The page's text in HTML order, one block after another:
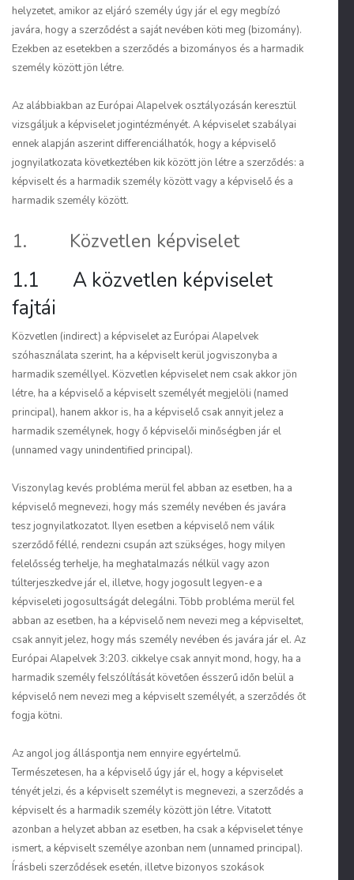
helyzetet, amikor az eljáró személy úgy jár el egy megbízó
javára, hogy a szerződést a saját nevében köti meg (bizomány).
Ezekben az esetekben a szerződés a bizományos és a harmadik
személy között jön létre.
Az alábbiakban az Európai Alapelvek osztályozásán keresztül
vizsgáljuk a képviselet jogintézményét. A képviselet szabályai
ennek alapján aszerint differenciálhatók, hogy a képviselő
jognyilatkozata következtében kik között jön létre a szerződés: a
képviselt és a harmadik személy között vagy a képviselő és a
harmadik személy között.
1. Közvetlen képviselet
1.1 A közvetlen képviselet
fajtái
Közvetlen (indirect) a képviselet az Európai Alapelvek
szóhasználata szerint, ha a képviselt kerül jogviszonyba a
harmadik személlyel. Közvetlen képviselet nem csak akkor jön
létre, ha a képviselő a képviselt személyét megjelöli (named
principal), hanem akkor is, ha a képviselő csak annyit jelez a
harmadik személynek, hogy ő képviselői minőségben jár el
(unnamed vagy unindentified principal).
Viszonylag kevés probléma merül fel abban az esetben, ha a
képviselő megnevezi, hogy más személy nevében és javára
tesz jognyilatkozatot. Ilyen esetben a képviselő nem válik
szerződő féllé, rendezni csupán azt szükséges, hogy milyen
felelősség terhelje, ha meghatalmazás nélkül vagy azon
túlterjeszkedve jár el, illetve, hogy jogosult legyen-e a
képviseleti jogosultságát delegálni. Több probléma merül fel
abban az esetben, ha a képviselő nem nevezi meg a képviseltet,
csak annyit jelez, hogy más személy nevében és javára jár el. Az
Európai Alapelvek 3:203. cikkelye csak annyit mond, hogy, ha a
harmadik személy felszólítását követően ésszerű időn belül a
képviselő nem nevezi meg a képviselt személyét, a szerződés őt
fogja kötni.
Az angol jog álláspontja nem ennyire egyértelmű.
Természetesen, ha a képviselő úgy jár el, hogy a képviselet
tényét jelzi, és a képviselt személyt is megnevezi, a szerződés a
képviselt és a harmadik személy között jön létre. Vitatott
azonban a helyzet abban az esetben, ha csak a képviselet ténye
ismert, a képviselt személye azonban nem (unnamed principal).
Írásbeli szerződések esetén, illetve bizonyos szokások